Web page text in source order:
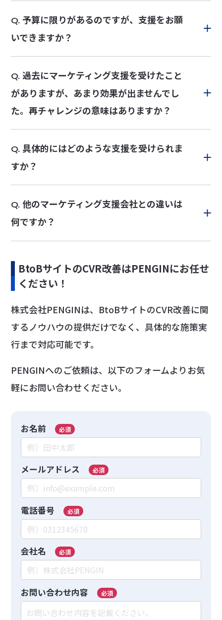
Q. 予算に限りがあるのですが、支援をお願
いできますか？
Q. 過去にマーケティング支援を受けたこと
がありますが、あまり効果が出ませんでし
た。再チャレンジの意味はありますか？
Q. 具体的にはどのような支援を受けられま
すか？
Q. 他のマーケティング支援会社との違いは
何ですか？
BtoBサイトのCVR改善はPENGINにお任せ
ください！
株式会社PENGINは、BtoBサイトのCVR改善に関
するノウハウの提供だけでなく、具体的な施策実
行まで対応可能です。
PENGINへのご依頼は、以下のフォームよりお気
軽にお問い合わせください。
お名前 必須
メールアドレス 必須
電話番号 必須
会社名 必須
お問い合わせ内容 必須